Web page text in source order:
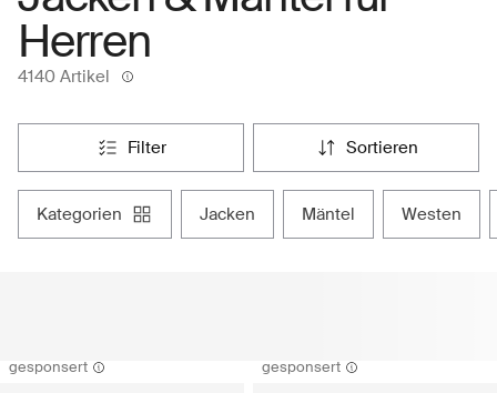
Herren
4140 Artikel
filter sortieren
kategorien jacken mäntel westen
gesponsert gesponsert